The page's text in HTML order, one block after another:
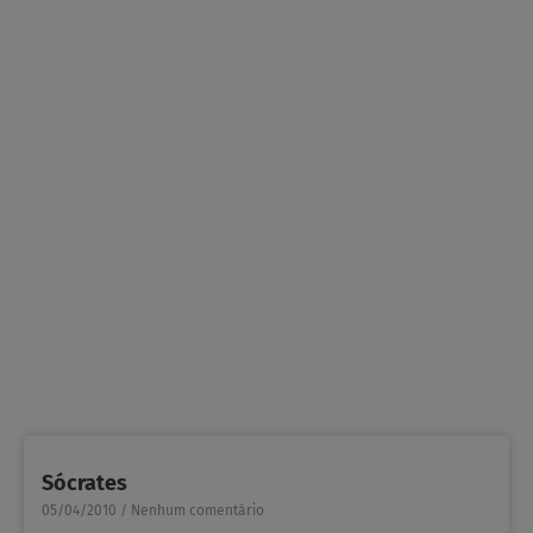
Sócrates
05/04/2010 Nenhum comentário